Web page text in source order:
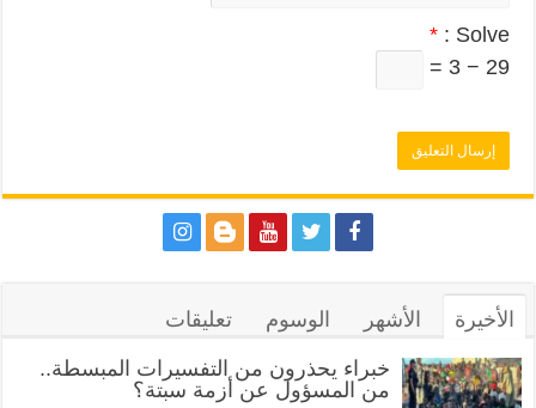
Solve :
*
29 − 3 =
الأخيرة الأشهر الوسوم تعليقات
خبراء يحذرون من التفسيرات المبسطة..
من المسؤول عن أزمة سبتة؟